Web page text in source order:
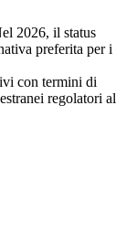
2026, il status
preferita per i
con termini di
regolatori al